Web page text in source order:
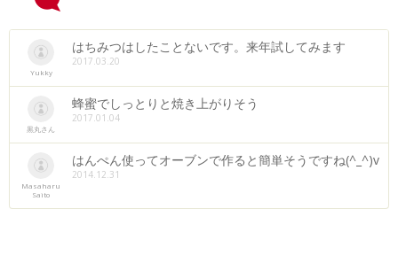
Yukky
はちみつはしたことないです。来年試してみます
2017.03.20
黒丸さん
蜂蜜でしっとりと焼き上がりそう
2017.01.04
Masaharu
Saito
はんぺん使ってオーブンで作ると簡単そうですね(^_^)v
2014.12.31